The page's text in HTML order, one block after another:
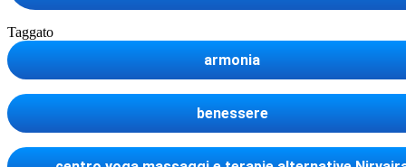
Taggato
armonia
benessere